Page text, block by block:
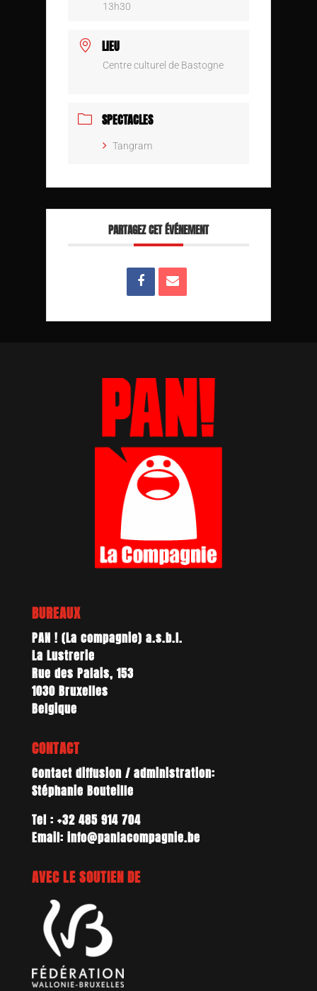
13h30
LIEU
Centre culturel de Bastogne
SPECTACLES
Tangram
PARTAGEZ CET ÉVÉNEMENT
BUREAUX
PAN ! (La compagnie) a.s.b.l.
La Lustrerie
Rue des Palais, 153
1030 Bruxelles
Belgique
CONTACT
Contact diffusion / administration:
Stéphanie Bouteille
Tel : +32 485 914 704
Email: info@panlacompagnie.be
AVEC LE SOUTIEN DE